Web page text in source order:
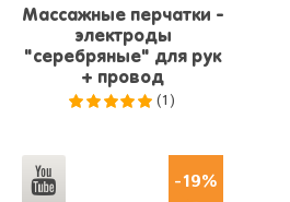
Массажные перчатки -
электроды
"серебряные" для рук
+ провод
(1)
-19%